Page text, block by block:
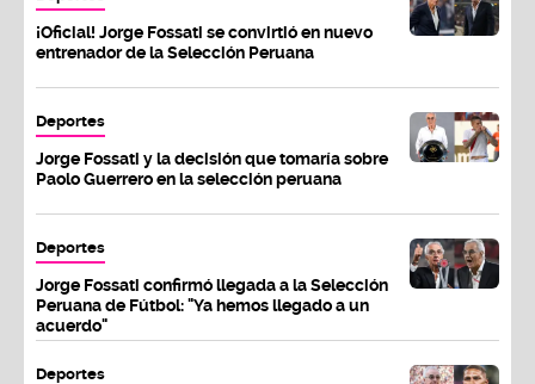
¡Oficial! Jorge Fossati se convirtió en nuevo
entrenador de la Selección Peruana
Deportes
Jorge Fossati y la decisión que tomaría sobre
Paolo Guerrero en la selección peruana
Deportes
Jorge Fossati confirmó llegada a la Selección
Peruana de Fútbol: "Ya hemos llegado a un
acuerdo"
Deportes